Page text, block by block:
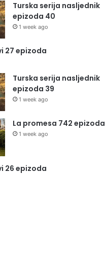
Turska serija nasljednik
epizoda 40
1 week ago
27 epizoda
Turska serija nasljednik
epizoda 39
1 week ago
La promesa 742 epizoda
1 week ago
26 epizoda